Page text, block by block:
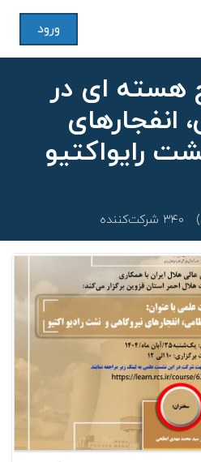
ورود
هسته ای در
انفجارهای
رایواکتیو
۳۴۰ شرکت‌کننده